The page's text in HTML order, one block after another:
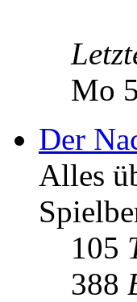
Mo
Der
Alles
105
388